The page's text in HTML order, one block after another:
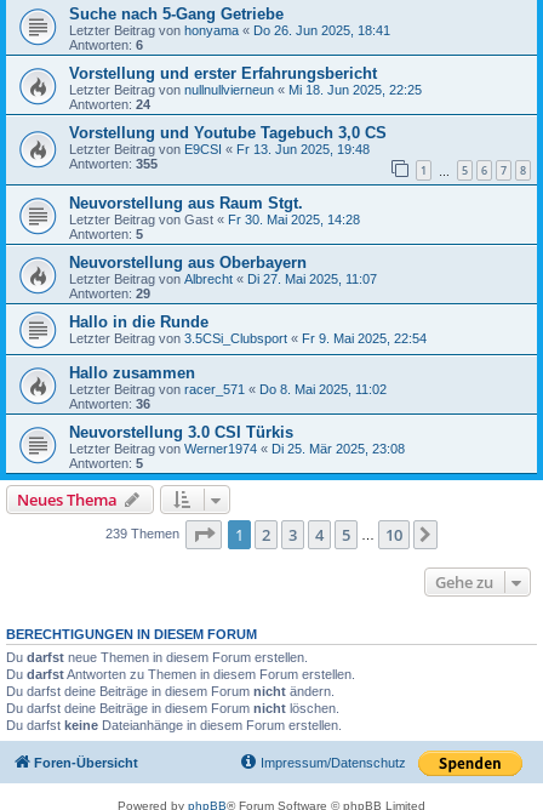
Suche nach 5-Gang Getriebe
Letzter Beitrag von honyama « Do 26. Jun 2025, 18:41
Antworten: 6
Vorstellung und erster Erfahrungsbericht
Letzter Beitrag von nullnullvierneun « Mi 18. Jun 2025, 22:25
Antworten: 24
Vorstellung und Youtube Tagebuch 3,0 CS
Letzter Beitrag von E9CSI « Fr 13. Jun 2025, 19:48
Antworten: 355 1 5 6 7 8
Neuvorstellung aus Raum Stgt.
Letzter Beitrag von Gast « Fr 30. Mai 2025, 14:28
Antworten: 5
Neuvorstellung aus Oberbayern
Letzter Beitrag von Albrecht « Di 27. Mai 2025, 11:07
Antworten: 29
Hallo in die Runde
Letzter Beitrag von 3.5CSi_Clubsport « Fr 9. Mai 2025, 22:54
Hallo zusammen
Letzter Beitrag von racer_571 « Do 8. Mai 2025, 11:02
Antworten: 36
Neuvorstellung 3.0 CSI Türkis
Letzter Beitrag von Werner1974 « Di 25. Mär 2025, 23:08
Antworten: 5
Neues Thema
239 Themen Seite 1von 10
1 2 3 4 5 10
Gehe zu
BERECHTIGUNGEN IN DIESEM FORUM
Du darfst neue Themen in diesem Forum erstellen.
Du darfstAntworten zu Themen in diesem Forum erstellen.
Du darfst deine Beiträge in diesem Forum nicht ändern.
Du darfst deine Beiträge in diesem Forum nicht löschen.
Du darfst keine Dateianhänge in diesem Forum erstellen.
Foren-Übersicht Impressum/Datenschutz
Powered by phpBB® Forum Software © phpBB Limited